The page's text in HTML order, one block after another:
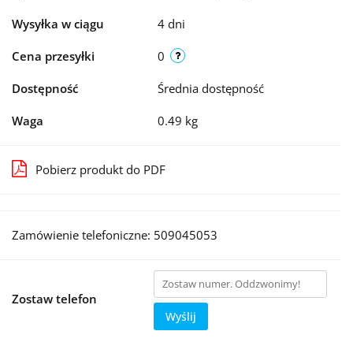
Wysyłka w ciągu 4 dni
Cena przesyłki 0
Dostępność Średnia dostępność
Waga 0.49 kg
Pobierz produkt do PDF
Zamówienie telefoniczne: 509045053
Zostaw telefon
Wyślij